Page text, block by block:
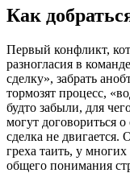
Как
Первый конфликт,
разногласия в
сделку», забрать
тормозят процесс,
будто забыли, для
могут договориться
сделка не двигается.
греха таить, у
общего понимания